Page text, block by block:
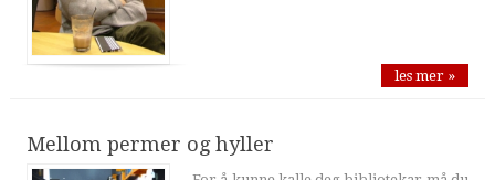
les mer »
Mellom permer og hyller